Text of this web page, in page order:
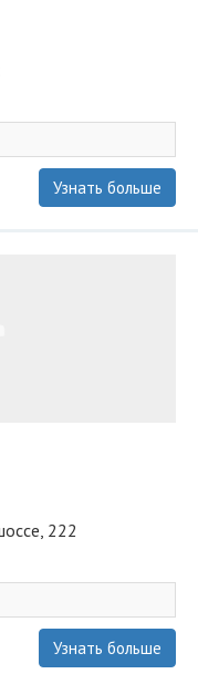
Узнать больше
222
Узнать больше